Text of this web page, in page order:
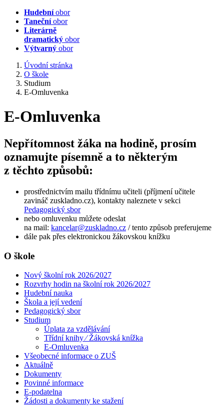
Hudebníobor
Tanečníobor
Literárně
dramatický obor
Výtvarný obor
Úvodní stránka
O škole
Studium
E-Omluvenka
E-Omluvenka
Nepřítomnost žáka na hodině, prosím
oznamujte písemně a to některým
z těchto způsobů:
prostřednictvím mailu třídnímu učiteli (příjmení učitele
zavináč zuskladno.cz), kontakty naleznete v sekci
Pedagogický sbor
nebo omluvenku můžete odeslat
na mail: kancelar@zuskladno.cz / tento způsob preferujeme
dále pak přes elektronickou žákovskou knížku
O škole
Nový školní rok 2026/2027
Rozvrhy hodin na školní rok 2026/2027
Hudební nauka
Škola a její vedení
Pedagogický sbor
Studium
Úplata za vzdělávání
Třídní knihy ⁄ Žákovská knížka
E-Omluvenka
Všeobecné informace o ZUŠ
Aktuálně
Dokumenty
Povinné informace
E-podatelna
Žádosti a dokumenty ke stažení